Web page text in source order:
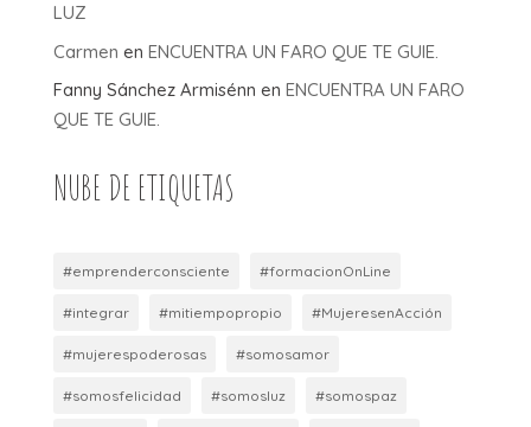
LUZ
Carmen en ENCUENTRA UN FARO QUE TE GUIE.
Fanny Sánchez Armisénn en ENCUENTRA UN FARO
QUE TE GUIE.
NUBE DE ETIQUETAS
#emprenderconsciente #formacionOnLine
#integrar #mitiempopropio #MujeresenAcción
#mujerespoderosas #somosamor
#somosfelicidad #somosluz #somospaz